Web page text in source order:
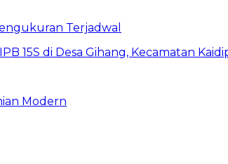
Terjadwal
Modern